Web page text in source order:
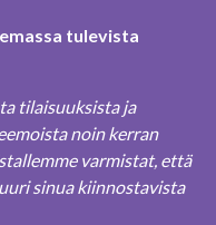
tulevista
tilaisuuksista ja
noin kerran
varmistat, että
sinua kiinnostavista